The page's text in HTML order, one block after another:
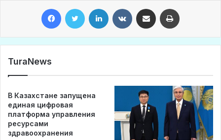
TuraNews
В Казахстане запущена
единая цифровая
платформа управления
ресурсами
здравоохранения